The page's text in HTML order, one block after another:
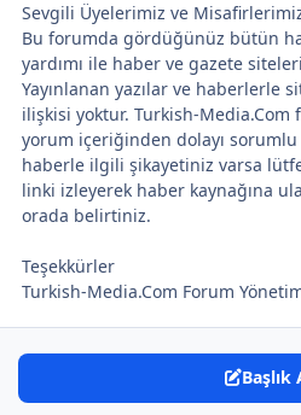
Sevgili Üyelerimiz ve
Bu forumda gördüğünüz bütün
yardımı ile haber ve gazete
Yayınlanan yazılar ve haberlerle
ilişkisi yoktur. Turkish-
yorum içeriğinden dolayı
haberle ilgili şikayetiniz varsa
linki izleyerek haber kaynağına
orada belirtiniz.
Teşekkürler
Turkish-Media.Com Forum
Başlık